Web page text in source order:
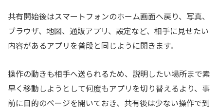
共有開始後はスマートフォンのホーム画面へ戻り、写真、
ブラウザ、地図、通販アプリ、設定など、相手に見せたい
内容があるアプリを普段と同じように開きます。
操作の動きも相手へ送られるため、説明したい場所まで素
早く移動しようとして何度もアプリを切り替えるより、事
前に目的のページを開いておき、共有後は少ない操作で到